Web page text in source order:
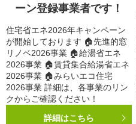
ーン登録事業者です！
住宅省エネ2026年キャンペーン
が開始しております 🏠先進的窓
リノベ2026事業 🏠給湯省エネ
2026事業 🏠賃貸集合給湯省エネ
2026事業 🏠みらいエコ住宅
2026事業 詳細は、各事業のリン
クからご確認ください！
詳細はこちら